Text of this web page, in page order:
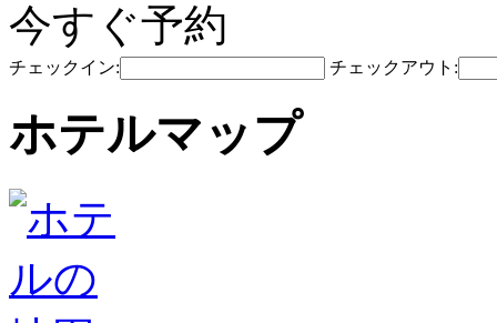
今すぐ予約
チェックイン: チェックアウト:
ホテルマップ